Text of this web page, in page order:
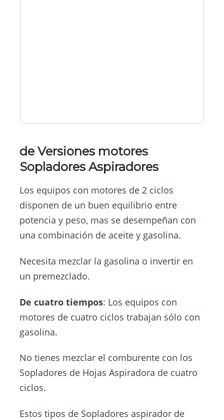
de Versiones motores
Sopladores Aspiradores
Los equipos con motores de 2 ciclos
disponen de un buen equilibrio entre
potencia y peso, mas se desempeñan con
una combinación de aceite y gasolina.
Necesita mezclar la gasolina o invertir en
un premezclado.
De cuatro tiempos: Los equipos con
motores de cuatro ciclos trabajan sólo con
gasolina.
No tienes mezclar el comburente con los
Sopladores de Hojas Aspiradora de cuatro
ciclos.
Estos tipos de Sopladores aspirador de